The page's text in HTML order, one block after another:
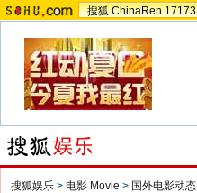
搜狐 ChinaRen 17173
搜狐娱乐 > 电影 Movie > 国外电影动态